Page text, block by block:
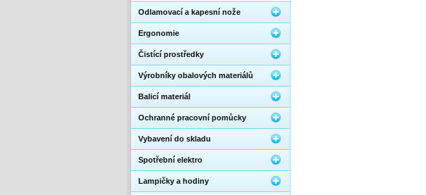
Odlamovací a kapesní nože
Ergonomie
Čistící prostředky
Výrobníky obalových materiálů
Balicí materiál
Ochranné pracovní pomůcky
Vybavení do skladu
Spotřební elektro
Lampičky a hodiny